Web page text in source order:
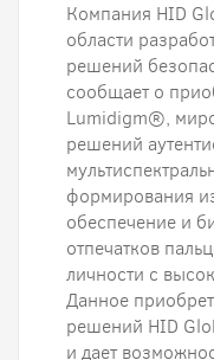
Компания HID
области
решений
сообщает о
Lumidigm®,
решений
формирования
обеспечение и
отпечатков
личности с
Данное
решений HID
и дает